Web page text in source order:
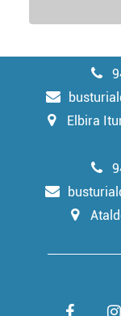
Elbira